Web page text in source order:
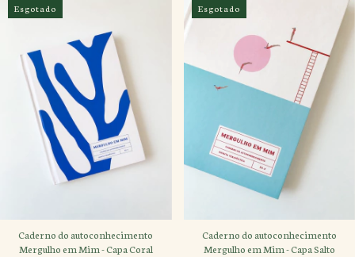
Esgotado
Caderno do autoconhecimento
Mergulho em Mim - Capa Coral
Esgotado
Caderno do autoconhecimento
Mergulho em Mim - Capa Salto